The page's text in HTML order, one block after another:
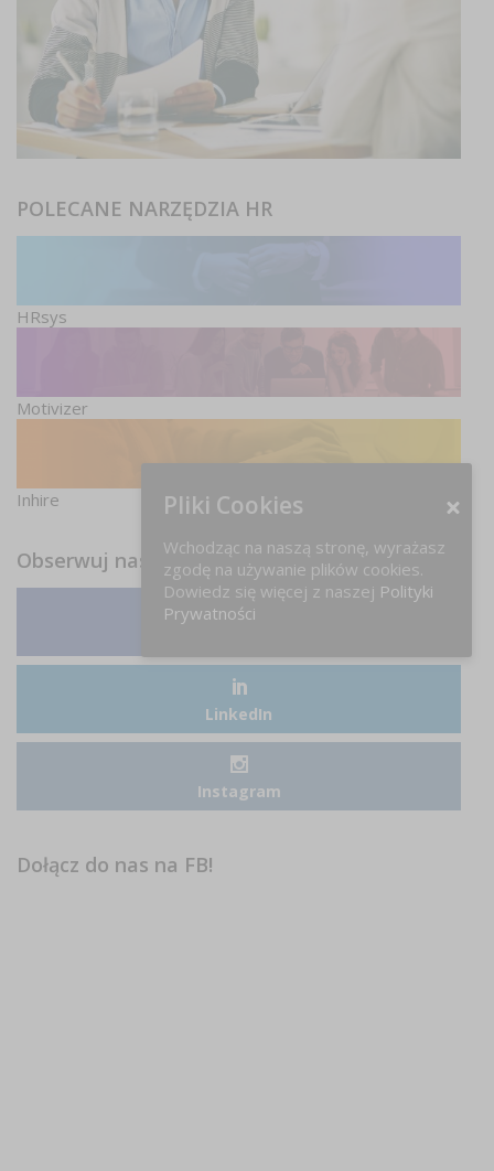
POLECANE NARZĘDZIA HR
HRsys
Motivizer
Inhire
Obserwuj nas
LinkedIn
Instagram
Dołącz do nas na FB!
Pliki Cookies
Wchodząc na naszą stronę, wyrażasz
zgodę na używanie plików cookies.
Dowiedz się więcej z naszej Polityki
Prywatności